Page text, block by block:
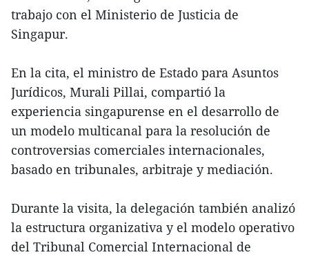
trabajo con el Ministerio de Justicia de
Singapur.
En la cita, el ministro de Estado para Asuntos
Jurídicos, Murali Pillai, compartió la
experiencia singapurense en el desarrollo de
un modelo multicanal para la resolución de
controversias comerciales internacionales,
basado en tribunales, arbitraje y mediación.
Durante la visita, la delegación también analizó
la estructura organizativa y el modelo operativo
del Tribunal Comercial Internacional de